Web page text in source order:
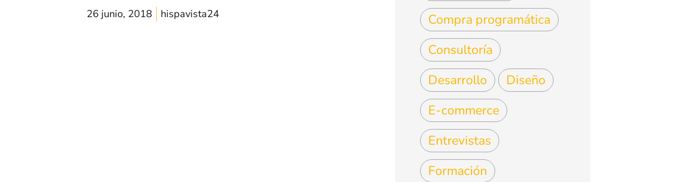
26 junio, 2018 hispavista24
Compra programática
Consultoría
Desarrollo
Diseño
E-commerce
Entrevistas
Formación